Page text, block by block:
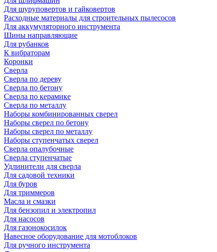
Для шуруповертов и гайковертов
Расходные материалы для строительных пылесосов
Для аккумуляторного инструмента
Шины направляющие
Для рубанков
К вибраторам
Коронки
Сверла
Сверла по дереву
Сверла по бетону
Сверла по керамике
Сверла по металлу
Наборы комбинированных сверел
Наборы сверел по бетону
Наборы сверел по металлу
Наборы ступенчатых сверел
Сверла опалубочные
Сверла ступенчатые
Удлинители для сверла
Для садовой техники
Для буров
Для триммеров
Масла и смазки
Для бензопил и электропил
Для насосов
Для газонокосилок
Навесное оборудование для мотоблоков
Для ручного инструмента